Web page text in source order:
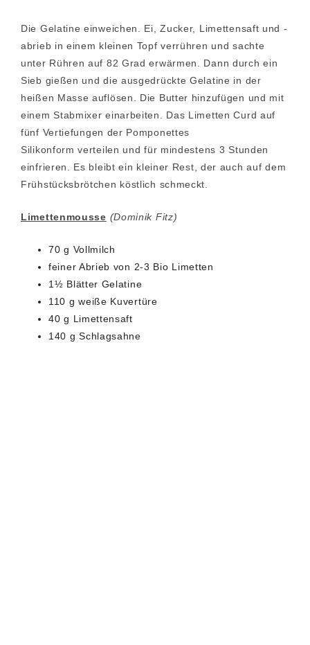
Die Gelatine einweichen. Ei, Zucker, Limettensaft und -
abrieb in einem kleinen Topf verrühren und sachte
unter Rühren auf 82 Grad erwärmen. Dann durch ein
Sieb gießen und die ausgedrückte Gelatine in der
heißen Masse auflösen. Die Butter hinzufügen und mit
einem Stabmixer einarbeiten. Das Limetten Curd auf
fünf Vertiefungen der Pomponettes
Silikonform verteilen und für mindestens 3 Stunden
einfrieren. Es bleibt ein kleiner Rest, der auch auf dem
Frühstücksbrötchen köstlich schmeckt.
Limettenmousse (Dominik Fitz)
70 g Vollmilch
feiner Abrieb von 2-3 Bio Limetten
1½ Blätter Gelatine
110 g weiße Kuvertüre
40 g Limettensaft
140 g Schlagsahne